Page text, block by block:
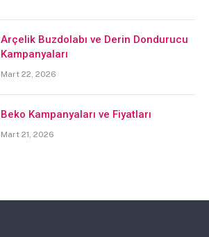
Arçelik Buzdolabı ve Derin Dondurucu
Kampanyaları
Mart 22, 2026
Beko Kampanyaları ve Fiyatları
Mart 21, 2026